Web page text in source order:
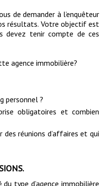
de demander à l’enquêteur
résultats. Votre objectif est
devez tenir compte de ces
agence immobilière?
personnel ?
obligatoires et combien
des réunions d’affaires et qui
type d’agence immobilière